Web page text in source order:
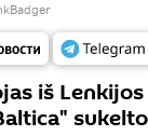
iš